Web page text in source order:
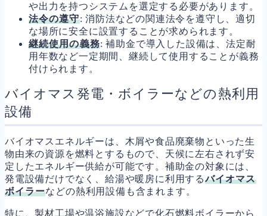
や出力を持つシステムを選定する必要があります。
法令の遵守: 消防法などの関連法令を遵守し、適切
な場所に安全に設置することが求められます。
継続使用の義務: 補助金で導入した設備は、法定耐
用年数など一定期間、継続して使用することが義務
付けられます。
バイオマス発電・ボイラーなどの熱利用
設備
バイオマスエネルギーは、木屑や食品廃棄物といった生
物由来の資源を燃料とするもので、天候に左右されず安
定したエネルギー供給が可能です。補助金の対象には、
発電設備だけでなく、給湯や暖房に利用するバイオマス
ボイラーなどの熱利用設備も含まれます。
特に、製材工場や温浴施設などで化石燃料ボイラーから